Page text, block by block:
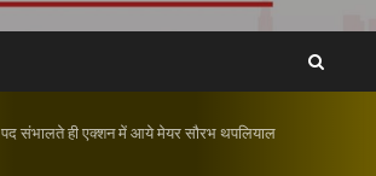
पद संभालते ही एक्शन में आये मेयर सौरभ थपलियाल